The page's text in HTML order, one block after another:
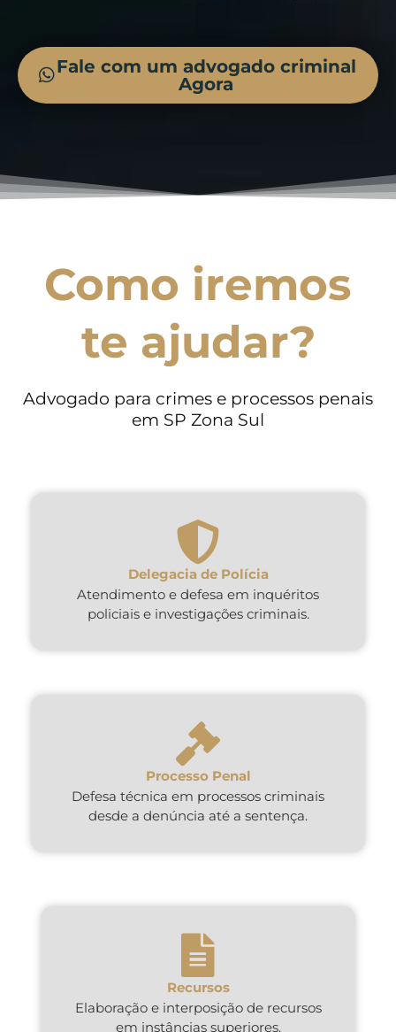
Fale com um advogado criminal
Agora
Como iremos
te ajudar?
Advogado para crimes e processos penais
em SP Zona Sul
Delegacia de Polícia
Atendimento e defesa em inquéritos
policiais e investigações criminais.
Processo Penal
Defesa técnica em processos criminais
desde a denúncia até a sentença.
Recursos
Elaboração e interposição de recursos
em instâncias superiores.